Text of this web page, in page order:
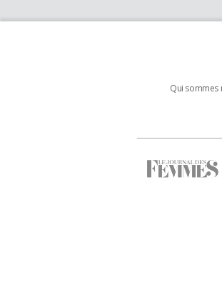
Qui sommes